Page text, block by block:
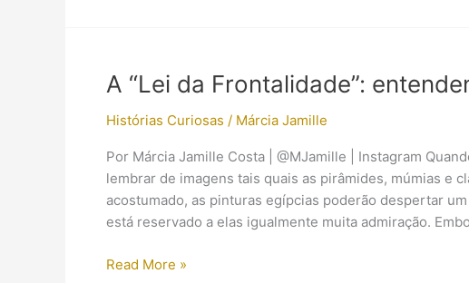
na
tumba
de
A “Lei da Frontalidade”:
Histórias Curiosas / Márcia Jamille
Por Márcia Jamille Costa | @MJamille | Instagram
lembrar de imagens tais quais as pirâmides, múmias e
acostumado, as pinturas egípcias poderão despertar
está reservado a elas igualmente muita admiração.
A
Read More »